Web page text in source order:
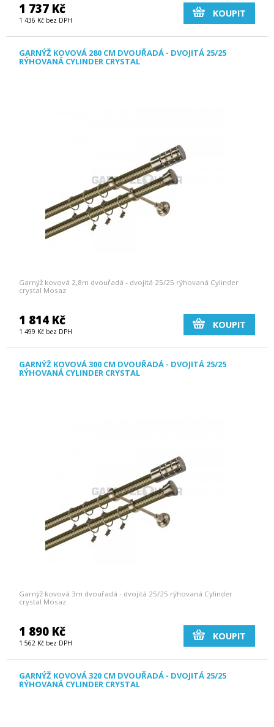
1 737 Kč
1 436 Kč bez DPH
KOUPIT
GARNÝŽ KOVOVÁ 280 CM DVOUŘADÁ - DVOJITÁ 25/25
RÝHOVANÁ CYLINDER CRYSTAL
Garnýž kovová 2,8m dvouřadá - dvojitá 25/25 rýhovaná Cylinder
crystal Mosaz
1 814 Kč
1 499 Kč bez DPH
KOUPIT
GARNÝŽ KOVOVÁ 300 CM DVOUŘADÁ - DVOJITÁ 25/25
RÝHOVANÁ CYLINDER CRYSTAL
Garnýž kovová 3m dvouřadá - dvojitá 25/25 rýhovaná Cylinder
crystal Mosaz
1 890 Kč
1 562 Kč bez DPH
KOUPIT
GARNÝŽ KOVOVÁ 320 CM DVOUŘADÁ - DVOJITÁ 25/25
RÝHOVANÁ CYLINDER CRYSTAL